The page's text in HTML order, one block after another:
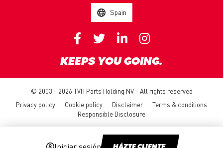
Spain
KEEPS YOU GOING.
© 2003 - 2026 TVH Parts Holding NV - All rights reserved
Privacy policy
Cookie policy Disclaimer
Terms & conditions
Responsible Disclosure